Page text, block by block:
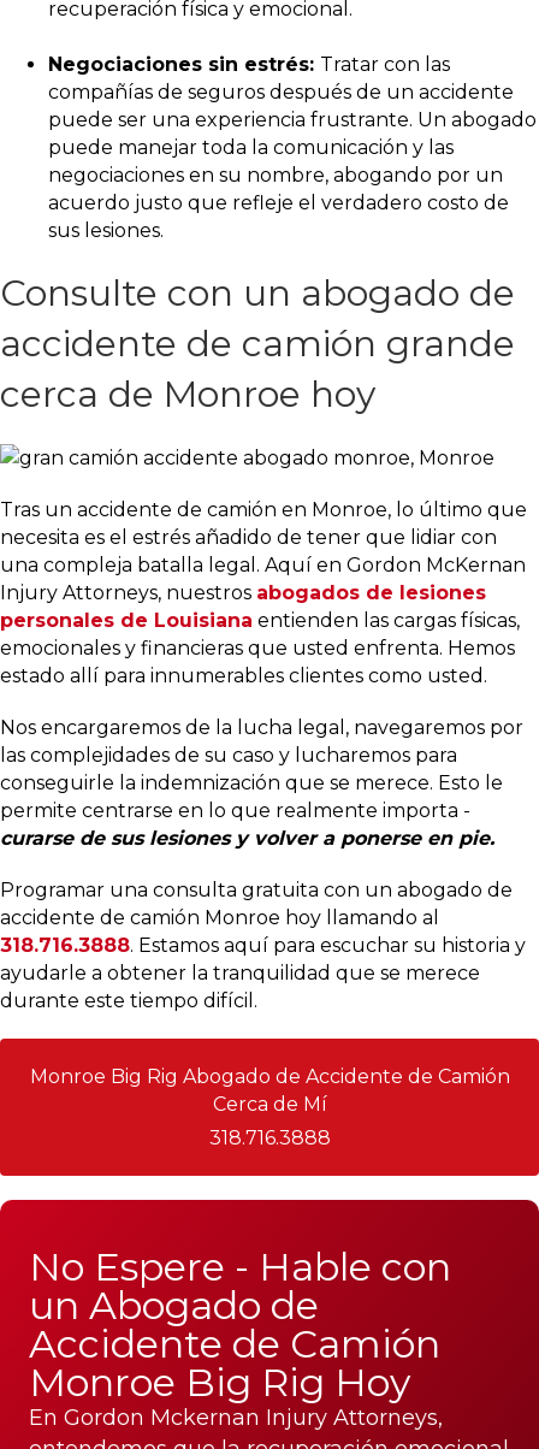
recuperación física y emocional.
Negociaciones sin estrés: Tratar con las
compañías de seguros después de un accidente
puede ser una experiencia frustrante. Un abogado
puede manejar toda la comunicación y las
negociaciones en su nombre, abogando por un
acuerdo justo que refleje el verdadero costo de
sus lesiones.
Consulte con un abogado de
accidente de camión grande
cerca de Monroe hoy
Tras un accidente de camión en Monroe, lo último que
necesita es el estrés añadido de tener que lidiar con
una compleja batalla legal. Aquí en Gordon McKernan
Injury Attorneys, nuestros abogados de lesiones
personales de Louisiana entienden las cargas físicas,
emocionales y financieras que usted enfrenta. Hemos
estado allí para innumerables clientes como usted.
Nos encargaremos de la lucha legal, navegaremos por
las complejidades de su caso y lucharemos para
conseguirle la indemnización que se merece. Esto le
permite centrarse en lo que realmente importa -
curarse de sus lesiones y volver a ponerse en pie.
Programar una consulta gratuita con un abogado de
accidente de camión Monroe hoy llamando al
318.716.3888. Estamos aquí para escuchar su historia y
ayudarle a obtener la tranquilidad que se merece
durante este tiempo difícil.
Monroe Big Rig Abogado de Accidente de Camión
Cerca de Mí
318.716.3888
No Espere - Hable con
un Abogado de
Accidente de Camión
Monroe Big Rig Hoy
En Gordon Mckernan Injury Attorneys,